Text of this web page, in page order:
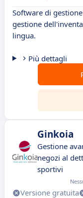
Software di
gestione
lingua.
Più dettagli
Ginkoia
Gestione
negozi al
sportivi
Versione gratuita